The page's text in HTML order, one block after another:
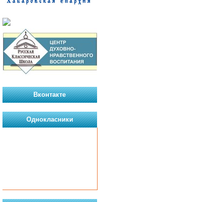
Вконтакте
Однокласники